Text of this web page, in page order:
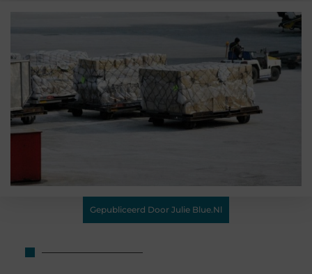
Gepubliceerd Door Julie Blue.nl